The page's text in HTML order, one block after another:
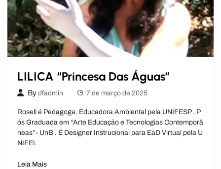
LILICA “Princesa Das Águas”
By dfadmin 7 de março de 2025
Roseli é Pedagoga. Educadora Ambiental pela UNIFESP . P
ós Graduada em “Arte Educação e Tecnologias Contemporâ
neas”- UnB . É Designer Instrucional para EaD Virtual pela U
NIFEI.
Leia Mais